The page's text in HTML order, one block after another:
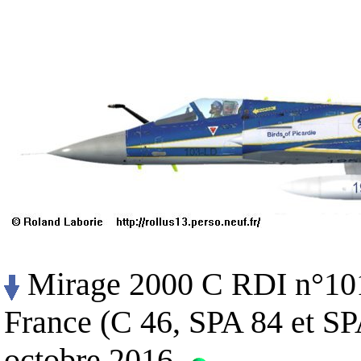
Mirage 2000 C RDI
France (C 46, SPA 84 et